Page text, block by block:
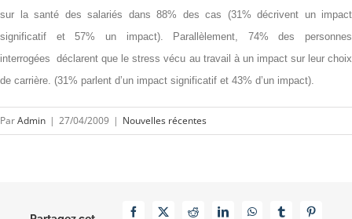
sur la santé des salariés dans 88% des cas (31% décrivent un impact
significatif et 57% un impact). Parallèlement, 74% des personnes
interrogées
déclarent que le stress vécu au travail à un impact sur leur choix
de carrière. (31% parlent d’un impact significatif et 43% d’un impact).
ParAdmin | 27/04/2009 | Nouvelles récentes
Facebook
X RedditLinkedInWhatsAppTumblrPinterest